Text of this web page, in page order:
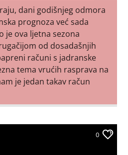
dani godišnjeg odmora
prognoza već sada
je ova ljetna sezona
od dosadašnjih
računi s jadranske
tema vrućih rasprava na
je jedan takav račun
0